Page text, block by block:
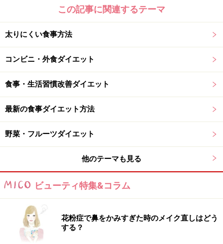
この記事に関連するテーマ
太りにくい食事方法
コンビニ・外食ダイエット
食事・生活習慣改善ダイエット
最新の食事ダイエット方法
野菜・フルーツダイエット
他のテーマも見る
ビューティ特集&コラム
花粉症で鼻をかみすぎた時のメイク直しはどう
する？